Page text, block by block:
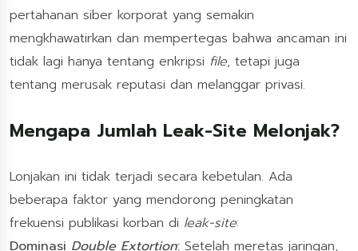
pertahanan siber korporat yang semakin
mengkhawatirkan dan mempertegas bahwa ancaman ini
tidak lagi hanya tentang enkripsi file, tetapi juga
tentang merusak reputasi dan melanggar privasi.
Mengapa Jumlah Leak-Site Melonjak?
Lonjakan ini tidak terjadi secara kebetulan. Ada
beberapa faktor yang mendorong peningkatan
frekuensi publikasi korban di leak-site:
Dominasi Double Extortion: Setelah meretas jaringan,